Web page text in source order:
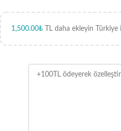
1,500.00₺ TL daha ekleyin